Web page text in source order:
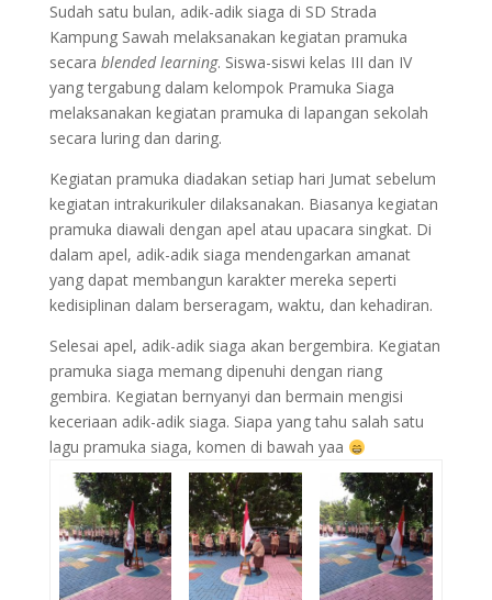
Sudah satu bulan, adik-adik siaga di SD Strada
Kampung Sawah melaksanakan kegiatan pramuka
secara blended learning. Siswa-siswi kelas III dan IV
yang tergabung dalam kelompok Pramuka Siaga
melaksanakan kegiatan pramuka di lapangan sekolah
secara luring dan daring.
Kegiatan pramuka diadakan setiap hari Jumat sebelum
kegiatan intrakurikuler dilaksanakan. Biasanya kegiatan
pramuka diawali dengan apel atau upacara singkat. Di
dalam apel, adik-adik siaga mendengarkan amanat
yang dapat membangun karakter mereka seperti
kedisiplinan dalam berseragam, waktu, dan kehadiran.
Selesai apel, adik-adik siaga akan bergembira. Kegiatan
pramuka siaga memang dipenuhi dengan riang
gembira. Kegiatan bernyanyi dan bermain mengisi
keceriaan adik-adik siaga. Siapa yang tahu salah satu
lagu pramuka siaga, komen di bawah yaa